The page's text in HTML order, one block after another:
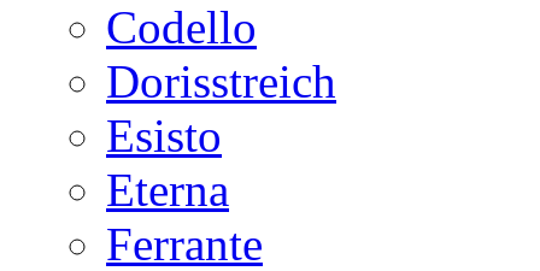
Codello
Dorisstreich
Esisto
Eterna
Ferrante